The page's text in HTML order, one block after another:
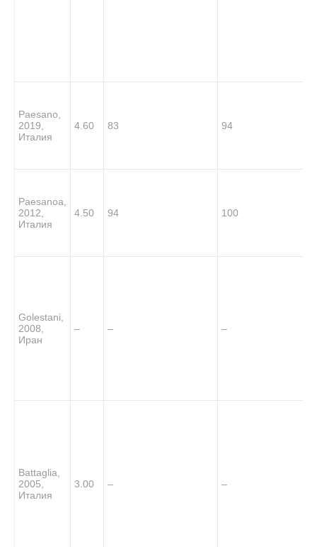
Paesano,
2019,
Италия
4.60 83 94
Paesanoa
2012,
Италия
4.50 94 100
Golestani,
2008,
Иран
– – –
Battaglia,
2005,
Италия
3.00 – –